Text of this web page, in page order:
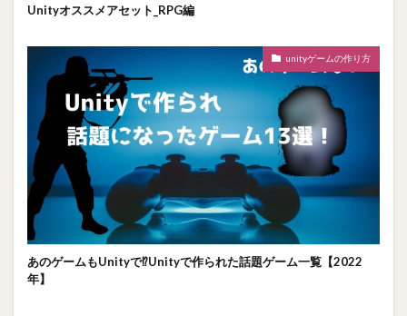
Unityオススメアセット_RPG編
unityゲームの作り方
あのゲームもUnityで⁉Unityで作られた話題ゲーム一覧【2022
年】